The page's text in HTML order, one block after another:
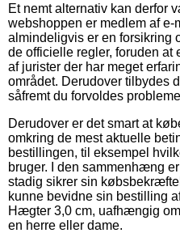
Et nemt alternativ kan derfor
webshoppen er medlem af
almindeligvis er en forsikring
de officielle regler, foruden
af jurister der har meget
området. Derudover tilbydes
såfremt du forvoldes
Derudover er det smart at
omkring de mest aktuelle
bestillingen, til eksempel
bruger. I den sammenhæng
stadig sikrer sin
kunne bevidne sin bestilling
Hægter 3,0 cm, uafhængig
en herre eller dame.